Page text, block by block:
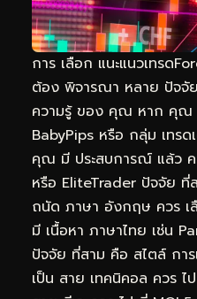
การ เลือก แนะแนวเทรด
ต้อง พิจารณา หลาย ปัจจั
ความรู้ ของ คุณ หาก คุณ
BabyPips หรือ กลุ่ม เทร
คุณ มี ประสบการณ์ แล้ว
หรือ EliteTrader ปัจจัย
ถนัด ภาษา อังกฤษ ควร เ
มี เนื้อหา ภาษาไทย เช่น
ปัจจัย ที่สาม คือ สไตล์ ก
เป็น สาย เทคนิคอล ควร